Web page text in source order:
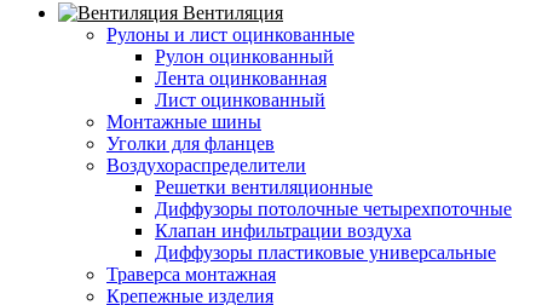
Вентиляция
Рулоны и лист оцинкованные
Рулон оцинкованный
Лента оцинкованная
Лист оцинкованный
Монтажные шины
Уголки для фланцев
Воздухораспределители
Решетки вентиляционные
Диффузоры потолочные четырехпоточные
Клапан инфильтрации воздуха
Диффузоры пластиковые универсальные
Траверса монтажная
Крепежные изделия